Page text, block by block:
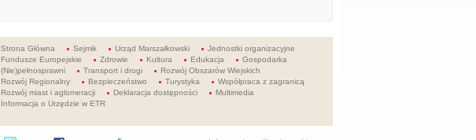
Strona Główna Sejmik Urząd Marszałkowski
Jednostki organizacyjne
Fundusze Europejskie
Zdrowie Kultura Edukacja
Gospodarka
(Nie)pełnosprawni
Transport i drogi
Rozwój Obszarów Wiejskich
Rozwój Regionalny
Bezpieczeństwo Turystyka
Współpraca z zagranicą
Rozwój miast i aglomeracji
Deklaracja dostępności
Multimedia
Informacja o Urzędzie w ETR